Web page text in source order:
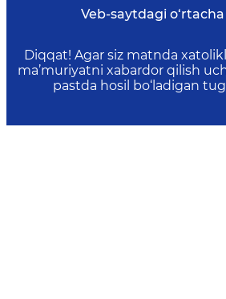
Veb-saytdagi
Diqqat! Agar siz matnda
ma’muriyatni xabardor qilish
pastda hosil bo‘ladigan